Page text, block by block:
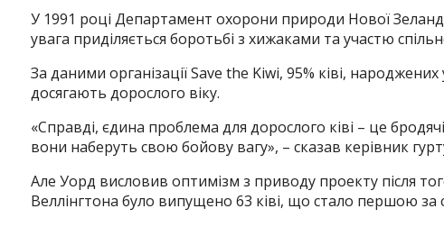
У 1991 році Департамент охорони природи Нової
увага приділяється боротьбі з хижаками та участю
За даними організації Save the Kiwi, 95% ківі,
досягають дорослого віку.
«Справді, єдина проблема для дорослого ківі – це
вони наберуть свою бойову вагу», – сказав керівник
Але Уорд висловив оптимізм з приводу проекту після
Веллінгтона було випущено 63 ківі, що стало першою за